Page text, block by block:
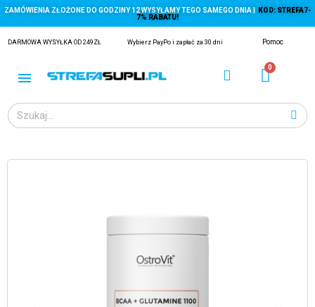
ZAMÓWIENIA ZŁOŻONE DO GODZINY 12 WYSYŁAMY TEGO SAMEGO DNIA |
KOD: STREFA7-
7% RABATU!
DARMOWA WYSYŁKA OD 249ZŁ Wybierz PayPo i zapłać za 30 dni Pomoc